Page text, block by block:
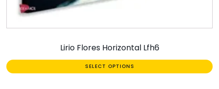
Lirio Flores Horizontal Lfh6
SELECT OPTIONS